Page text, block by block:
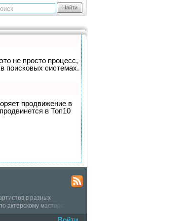
Найти
не просто процесс,
поисковых системах.
продвижение в
в Топ10
в разных
мастерству,